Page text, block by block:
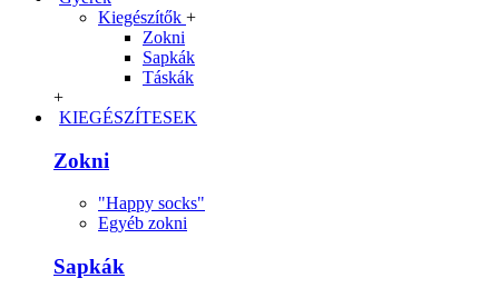
Kiegészítők +
Zokni
Sapkák
Táskák
+
KIEGÉSZÍTESEK
Zokni
"Happy socks"
Egyéb zokni
Sapkák